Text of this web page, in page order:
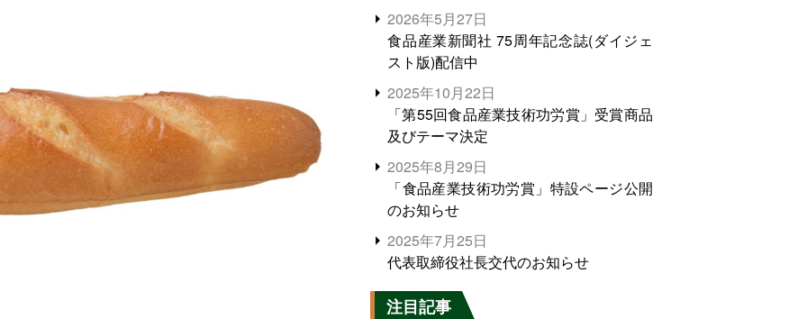
2026年5月27日
食品産業新聞社 75周年記念誌(ダイジェ
スト版)配信中
2025年10月22日
「第55回食品産業技術功労賞」受賞商品
及びテーマ決定
2025年8月29日
「食品産業技術功労賞」特設ページ公開
のお知らせ
2025年7月25日
代表取締役社長交代のお知らせ
注目記事